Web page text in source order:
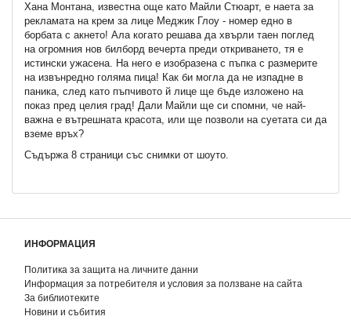
Хана Монтана, известна още като Майли Стюарт, е наета за
рекламата на крем за лице Меджик Глоу - номер едно в
борбата с акнето! Ала когато решава да хвърли таен поглед
на огромния нов билборд вечерта преди откриването, тя е
истински ужасена. На него е изобразена с пъпка с размерите
на извънредно голяма пица! Как би могла да не изпадне в
паника, след като пъпчивото й лице ще бъде изложено на
показ пред целия град! Дали Майли ще си спомни, че най-
важна е вътрешната красота, или ще позволи на суетата си да
вземе връх?
Съдържа 8 страници със снимки от шоуто.
ИНФОРМАЦИЯ
Политика за защита на личните данни
Информация за потребителя и условия за ползване на сайта
За библиотеките
Новини и събития